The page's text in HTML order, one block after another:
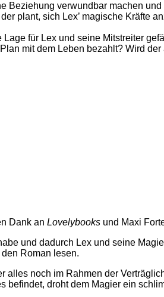
Beziehung verwundbar machen
plant, sich Lex’ magische Kräfte
für Lex und seine Mitstreiter
mit dem Leben bezahlt? Wird
Dank an Lovelybooks und Maxi
und dadurch Lex und seine
Roman lesen.
alles noch im Rahmen der
droht dem Magier ein